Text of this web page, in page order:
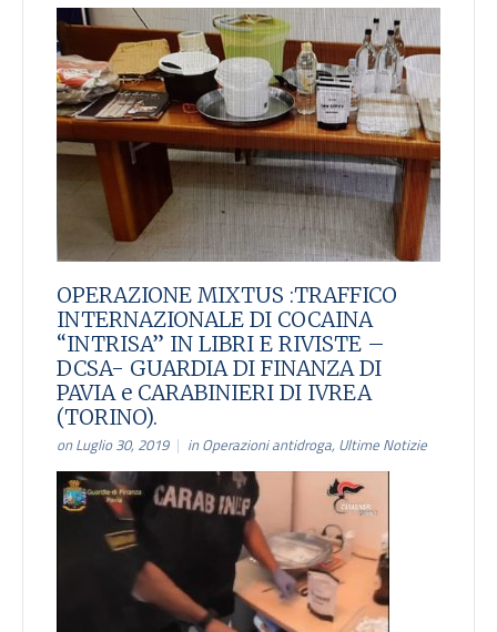
OPERAZIONE MIXTUS :TRAFFICO
INTERNAZIONALE DI COCAINA
“INTRISA” IN LIBRI E RIVISTE –
DCSA- GUARDIA DI FINANZA DI
PAVIA e CARABINIERI DI IVREA
(TORINO).
on Luglio 30, 2019 inOperazioni antidroga, Ultime Notizie